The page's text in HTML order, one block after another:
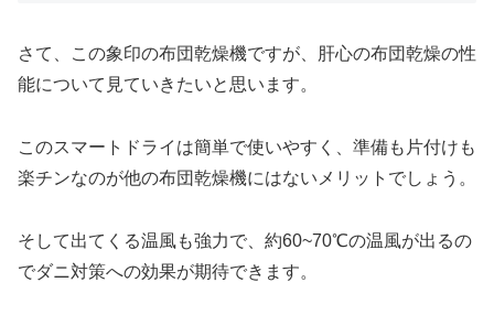
さて、この象印の布団乾燥機ですが、肝心の布団乾燥の性
能について見ていきたいと思います。
このスマートドライは簡単で使いやすく、 準備も片付けも
楽チンなのが他の布団乾燥機にはないメリットでしょう。
そして出てくる温風も強力で、約60~70℃の温風が出るの
でダニ対策への効果が期待できます。